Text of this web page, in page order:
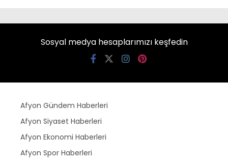
Sosyal medya hesaplarımızı keşfedin
Afyon Gündem Haberleri
Afyon Siyaset Haberleri
Afyon Ekonomi Haberleri
Afyon Spor Haberleri